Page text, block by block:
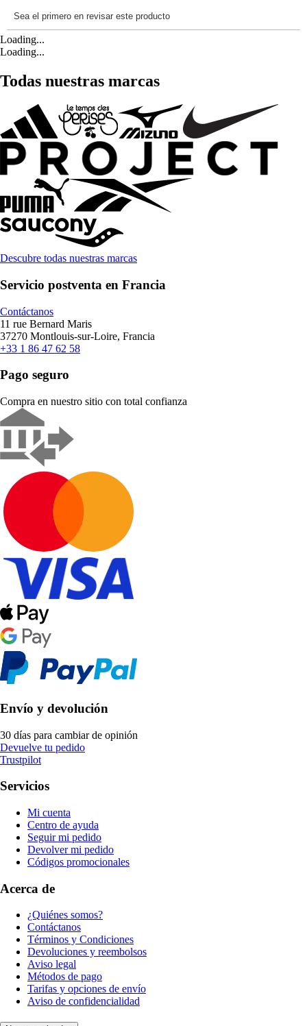
Loading...
Loading...
Todas nuestras marcas
Descubre todas nuestras marcas
Servicio postventa en Francia
Contáctanos
11 rue Bernard Maris
37270 Montlouis-sur-Loire, Francia
+33 1 86 47 62 58
Pago seguro
Compra en nuestro sitio con total confianza
Envío y devolución
30 días para cambiar de opinión
Devuelve tu pedido
Trustpilot
Servicios
Mi cuenta
Centro de ayuda
Seguir mi pedido
Devolver mi pedido
Códigos promocionales
Acerca de
¿Quiénes somos?
Contáctanos
Términos y Condiciones
Devoluciones y reembolsos
Aviso legal
Métodos de pago
Tarifas y opciones de envío
Aviso de confidencialidad